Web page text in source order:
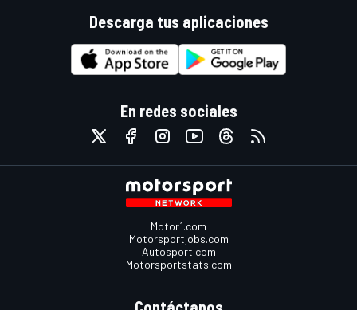
Descarga tus aplicaciones
En redes sociales
Motor1.com
Motorsportjobs.com
Autosport.com
Motorsportstats.com